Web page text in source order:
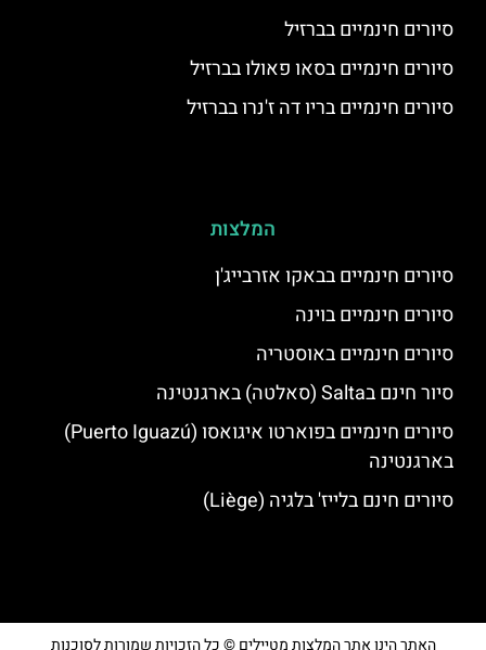
סיורים חינמיים בברזיל
סיורים חינמיים בסאו פאולו בברזיל
סיורים חינמיים בריו דה ז'נרו בברזיל
המלצות
סיורים חינמיים בבאקו אזרבייג'ן
סיורים חינמיים בוינה
סיורים חינמיים באוסטריה
סיור חינם בSalta (סאלטה) בארגנטינה
סיורים חינמיים בפוארטו איגואסו (Puerto Iguazú)
בארגנטינה
סיורים חינם בלייז' בלגיה (Liège)
האתר הינו אתר המלצות מטיילים © כל הזכויות שמורות לסוכנות